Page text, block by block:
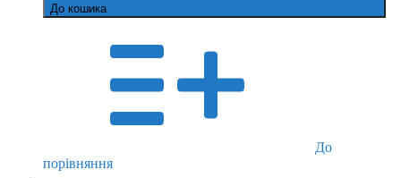
До кошика
До
порівняння